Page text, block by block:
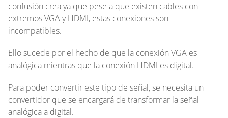
confusión crea ya que pese a que existen cables con
extremos VGA y HDMI, estas conexiones son
incompatibles.
Ello sucede por el hecho de que la conexión VGA es
analógica mientras que la conexión HDMI es digital.
Para poder convertir este tipo de señal, se necesita un
convertidor que se encargará de transformar la señal
analógica a digital.